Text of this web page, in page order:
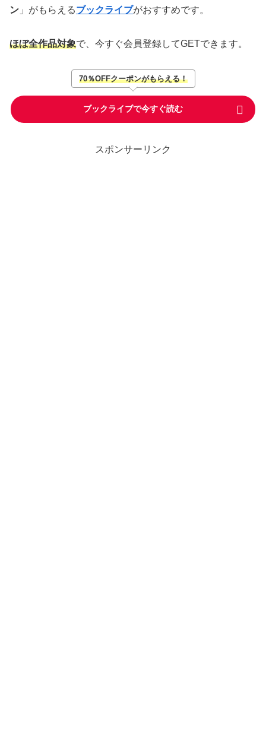
ン 」がもらえるブックライブがおすすめです。
ほぼ全作品対象で、今すぐ会員登録してGETできます。
70％OFFクーポンがもらえる！
ブックライブで今すぐ読む
スポンサーリンク